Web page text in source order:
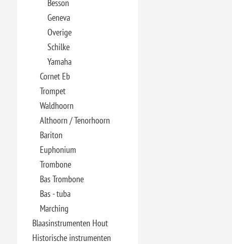
Besson
Geneva
Overige
Schilke
Yamaha
Cornet Eb
Trompet
Waldhoorn
Althoorn / Tenorhoorn
Bariton
Euphonium
Trombone
Bas Trombone
Bas - tuba
Marching
Blaasinstrumenten Hout
Historische instrumenten